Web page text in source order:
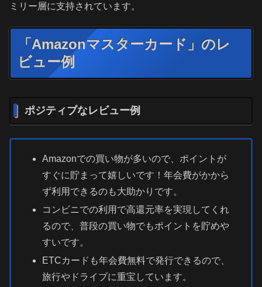
ミリー層に支持されています。
「Amazonマスターカード」のレ
ビュー例
ポジティブなレビュー例
Amazonでの買い物が多いので、ポイントが
すぐに貯まって嬉しいです！年会費がかから
ず利用できるのも大助かりです。
コンビニでの利用で高還元率を実現してくれ
るので、普段の買い物でもポイントを貯めや
すいです。
ETCカードも年会費無料で発行できるので、
旅行やドライブに重宝しています。